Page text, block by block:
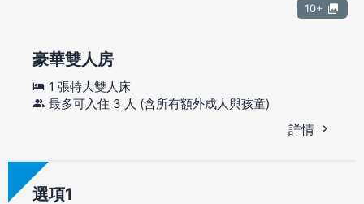
10+
豪華雙人房
1 張特大雙人床
最多可入住 3 人 (含所有額外成人與孩童)
詳情
選項